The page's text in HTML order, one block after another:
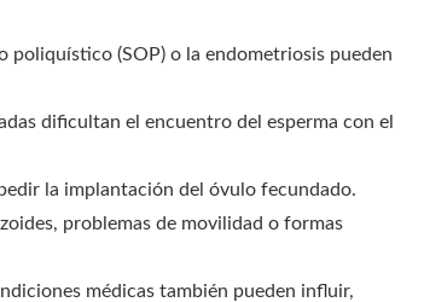
poliquístico (SOP) o la endometriosis pueden
dificultan el encuentro del esperma con el
la implantación del óvulo fecundado.
problemas de movilidad o formas
médicas también pueden influir,